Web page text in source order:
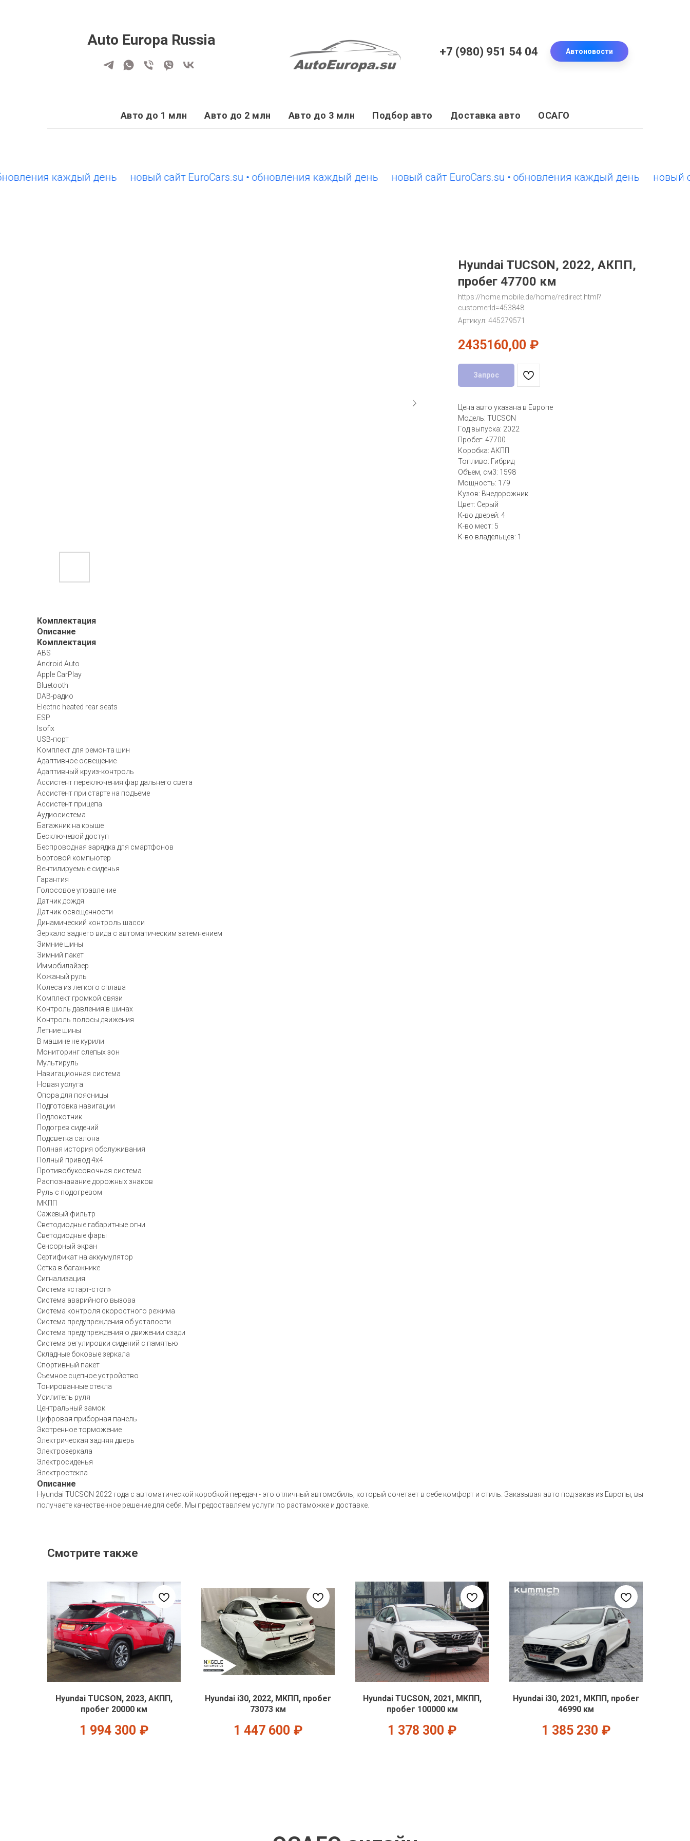
Auto Europa Russia
+7 (980) 951 54 04 Автоновости
Авто до 1 млн Авто до 2 млн Авто до 3 млн Подбор авто Доставка авто ОСАГО
каждый день новый сайт EuroCars.su • обновления каждый день новый сайт EuroCars.su • обновления каждый день новый сайт
Hyundai TUCSON, 2022, АКПП,
пробег 47700 км
https://home.mobile.de/home/redirect.html?
customerId=453848
Артикул: 445279571
2435160,00 ₽
Запрос
Цена авто указана в Европе
Модель: TUCSON
Год выпуска: 2022
Пробег: 47700
Коробка: АКПП
Топливо: Гибрид
Объем, см3: 1598
Мощность: 179
Кузов: Внедорожник
Цвет: Серый
К-во дверей: 4
К-во мест: 5
К-во владельцев: 1
Комплектация
Описание
Комплектация
ABS
Android Auto
Apple CarPlay
Bluetooth
DAB-радио
Electric heated rear seats
ESP
Isofix
USB-порт
Комплект для ремонта шин
Адаптивное освещение
Адаптивный круиз-контроль
Ассистент переключения фар дальнего света
Ассистент при старте на подъеме
Ассистент прицепа
Аудиосистема
Багажник на крыше
Бесключевой доступ
Беспроводная зарядка для смартфонов
Бортовой компьютер
Вентилируемые сиденья
Гарантия
Голосовое управление
Датчик дождя
Датчик освещенности
Динамический контроль шасси
Зеркало заднего вида с автоматическим затемнением
Зимние шины
Зимний пакет
Иммобилайзер
Кожаный руль
Колеса из легкого сплава
Комплект громкой связи
Контроль давления в шинах
Контроль полосы движения
Летние шины
В машине не курили
Мониторинг слепых зон
Мультируль
Навигационная система
Новая услуга
Опора для поясницы
Подготовка навигации
Подлокотник
Подогрев сидений
Подсветка салона
Полная история обслуживания
Полный привод 4х4
Противобуксовочная система
Распознавание дорожных знаков
Руль с подогревом
МКПП
Сажевый фильтр
Светодиодные габаритные огни
Светодиодные фары
Сенсорный экран
Сертификат на аккумулятор
Сетка в багажнике
Сигнализация
Система «старт-стоп»
Система аварийного вызова
Система контроля скоростного режима
Система предупреждения об усталости
Система предупреждения о движении сзади
Система регулировки сидений с памятью
Складные боковые зеркала
Спортивный пакет
Съемное сцепное устройство
Тонированные стекла
Усилитель руля
Центральный замок
Цифровая приборная панель
Экстренное торможение
Электрическая задняя дверь
Электрозеркала
Электросиденья
Электростекла
Описание
Hyundai TUCSON 2022 года с автоматической коробкой передач - это отличный автомобиль, который сочетает в себе комфорт и стиль. Заказывая авто под заказ из Европы, вы
получаете качественное решение для себя. Мы предоставляем услуги по растаможке и доставке.
Смотрите также
Hyundai TUCSON, 2023, АКПП,
пробег 20000 км
1 994 300 ₽
Hyundai i30, 2022, МКПП, пробег
73073 км
1 447 600 ₽
Hyundai TUCSON, 2021, МКПП,
пробег 100000 км
1 378 300 ₽
Hyundai i30, 2021, МКПП, пробег
46990 км
1 385 230 ₽